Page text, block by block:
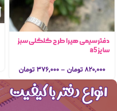
دفتر سیمی هیرا طرح گلگلی سبز
سایز a5
۸۲۰,۰۰۰ تومان – ۳۷۶,۰۰۰ تومان